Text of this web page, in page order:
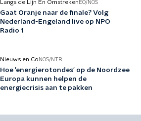
Langs de Lijn En Omstreken EO/NOS
Gaat Oranje naar de finale? Volg
Nederland-Engeland live op NPO
Radio 1
Nieuws en Co NOS/NTR
Hoe 'energierotondes' op de Noordzee
Europa kunnen helpen de
energiecrisis aan te pakken